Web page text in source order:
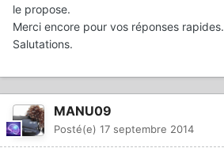
le propose.
Merci encore pour vos réponses rapides.
Salutations.
MANU09
Posté(e) 17 septembre 2014